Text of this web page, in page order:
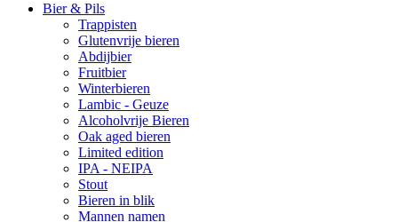
Bier & Pils
Trappisten
Glutenvrije bieren
Abdijbier
Fruitbier
Winterbieren
Lambic - Geuze
Alcoholvrije Bieren
Oak aged bieren
Limited edition
IPA - NEIPA
Stout
Bieren in blik
Mannen namen